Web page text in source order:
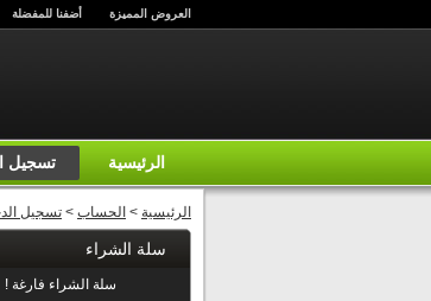
العروض المميزة أضفنا للمفضلة
الرئيسية تسجيل
الرئيسية > الحساب > تسجيل
سلة الشراء
سلة الشراء فارغة !